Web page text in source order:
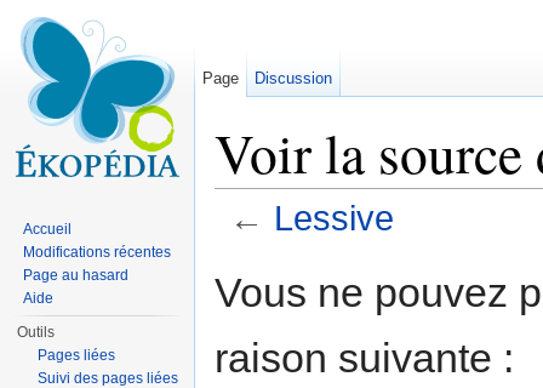
Voir la source
← Lessive
Vous ne pouvez
raison suivante :
Page Discussion
Accueil
Modifications récentes
Page au hasard
Aide
Outils
Pages liées
Suivi des pages liées